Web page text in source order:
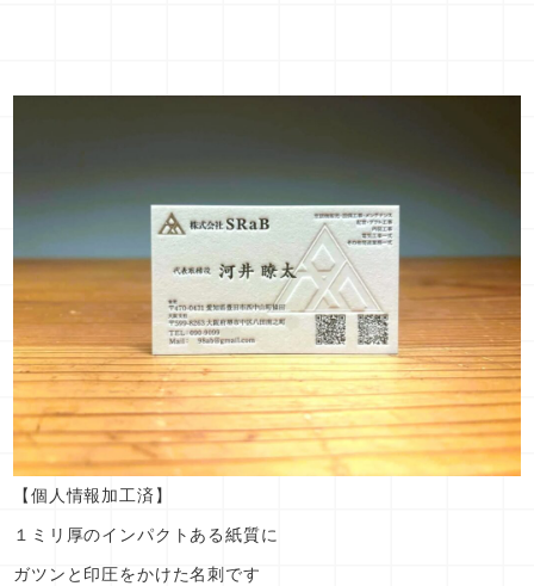
【個人情報加工済】
１ミリ厚のインパクトある紙質に
ガツンと印圧をかけた名刺です